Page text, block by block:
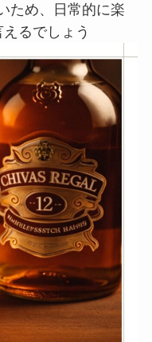
ため、日常的に楽
るでしょう